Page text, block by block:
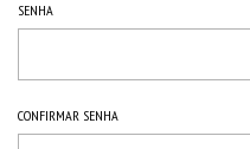
SENHA
CONFIRMAR SENHA